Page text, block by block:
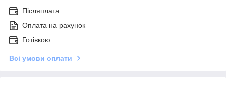
Післяплата
Оплата на рахунок
Готівкою
Всі умови оплати